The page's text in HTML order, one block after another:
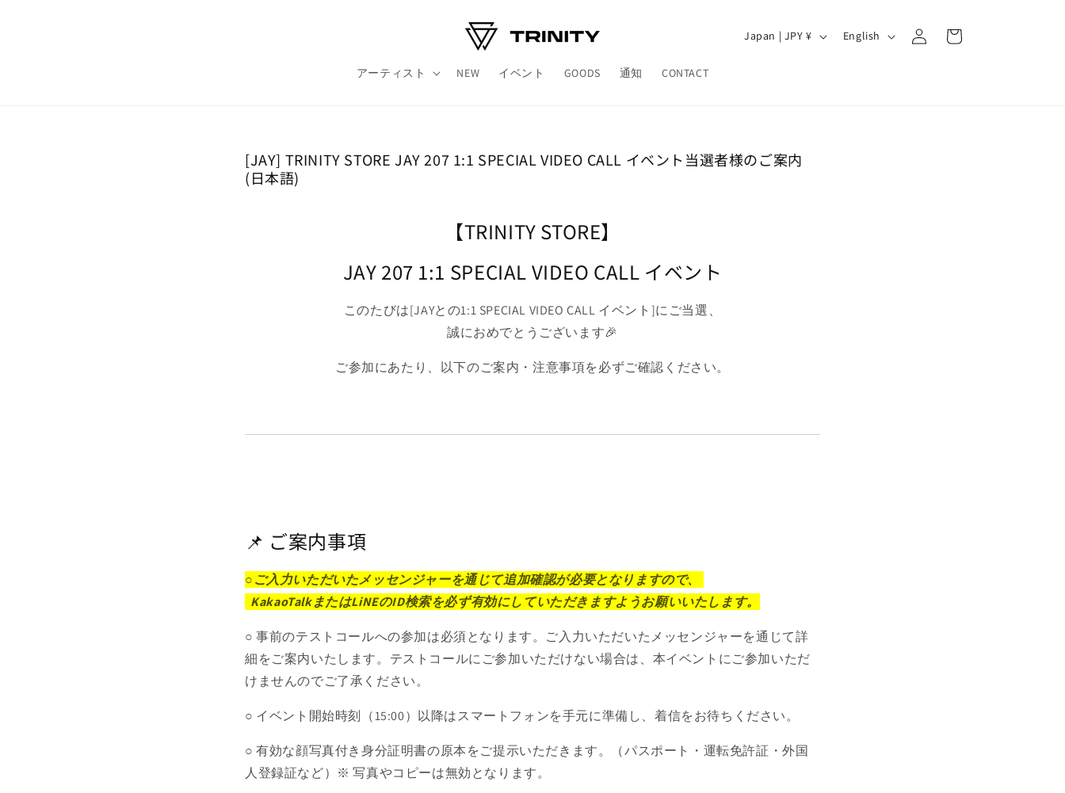
アーティスト NEW イベント GOODS 通知 CONTACT
C
r
Japan | JPY ¥ English
in
Cart
[JAY] TRINITY STORE JAY 207 1:1 SPECIAL VIDEO CALL イベント当選者様のご案内
(日本語)
【TRINITY STORE】
JAY 207 1:1 SPECIAL VIDEO CALL イベント
このたびは[JAYとの1:1 SPECIAL VIDEO CALL イベント]にご当選、
誠におめでとうございます🎉
ご参加にあたり、以下のご案内・注意事項を必ずご確認ください。
📌 ご案内事項
○ご入力いただいたメッセンジャーを通じて追加確認が必要となりますので、
KakaoTalkまたはLiNEのID検索を必ず有効にしていただきますようお願いいたします。
○ 事前のテストコールへの参加は必須となります。ご入力いただいたメッセンジャーを通じて詳
細をご案内いたします。テストコールにご参加いただけない場合は、本イベントにご参加いただ
けませんのでご了承ください。
○ イベント開始時刻（15:00）以降はスマートフォンを手元に準備し、着信をお待ちください。
○ 有効な顔写真付き身分証明書の原本をご提示いただきます。（パスポート・運転免許証・外国
人登録証など）※ 写真やコピーは無効となります。